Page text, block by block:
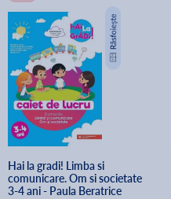
Hai la gradi! Limba si
comunicare. Om si societate
3-4 ani - Paula Beratrice